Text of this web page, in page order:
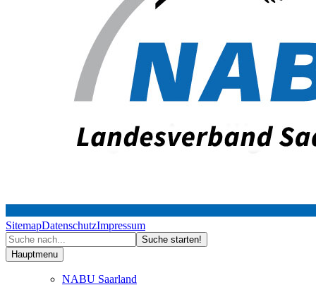
SitemapDatenschutzImpressum
Hauptmenu
NABU Saarland